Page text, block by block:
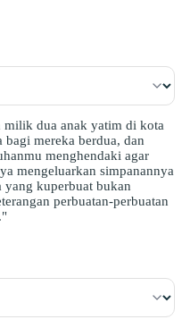
milik dua anak yatim di kota
mereka berdua, dan
menghendaki agar
mengeluarkan simpanannya
yang kuperbuat bukan
perbuatan-perbuatan